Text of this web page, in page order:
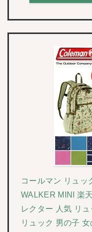
コールマン リュッ
WALKER MINI 楽
レクター 人気 リ
リュック 男の子